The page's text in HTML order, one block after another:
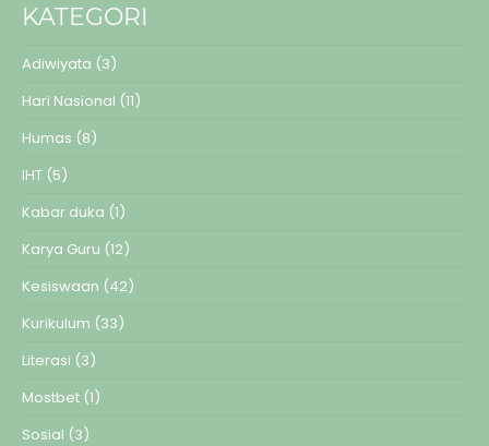
KATEGORI
Adiwiyata (3)
Hari Nasional (11)
Humas (8)
IHT (5)
Kabar duka (1)
Karya Guru (12)
Kesiswaan (42)
Kurikulum (33)
Literasi (3)
Mostbet (1)
Sosial (3)